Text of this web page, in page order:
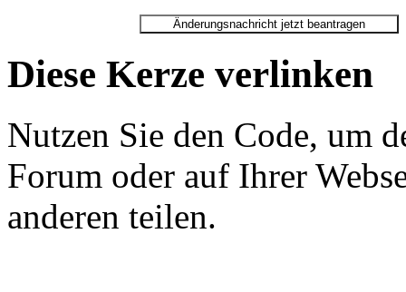
Diese Kerze verlinken
Nutzen Sie den Code, um
Forum oder auf Ihrer
anderen teilen.